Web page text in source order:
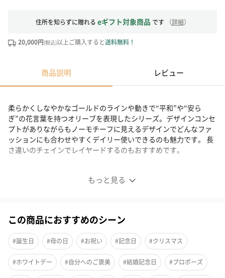
住所を知らずに贈れる eギフト対象商品 です （詳細）
20,000円(税込)以上ご購入すると送料無料！
商品説明 レビュー
もっと見る
柔らかくしなやかなゴールドのラインや動きで“平和”や“安ら
ぎ”の花言葉を持つオリーブを表現したシリーズ。デザインコンセ
プトがありながらもノーモチーフに見えるデザインでどんなファ
ッションにも合わせやすくデイリー使いできるのも魅力です。 長
さ違いのチェインでレイヤードするのもおすすめです。
この商品におすすめのシーン
#誕生日 #母の日 #お祝い #記念日 #クリスマス
#ホワイトデー #自分へのご褒美 #結婚記念日 #プロポーズ